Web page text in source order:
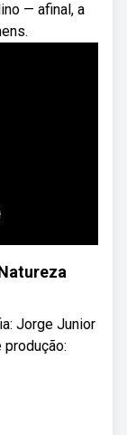
— afinal, a
Jorge Junior